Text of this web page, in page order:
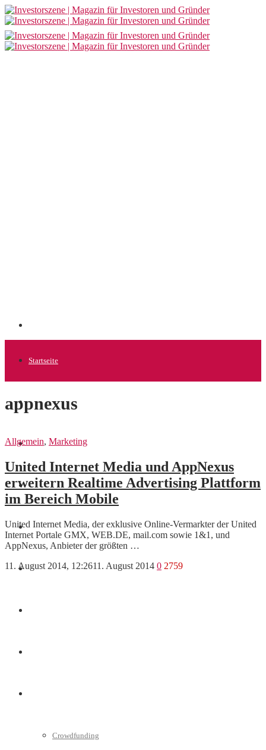
Startseite
Allgemein
Startups
News
Finanzen
Marketing
Crowdfunding
appnexus
Allgemein, Marketing
United Internet Media und AppNexus
erweitern Realtime Advertising Plattform
im Bereich Mobile
United Internet Media, der exklusive Online-Vermarkter der United
Internet Portale GMX, WEB.DE, mail.com sowie 1&1, und
AppNexus, Anbieter der größten …
11. August 2014, 12:2611. August 2014 0 2759